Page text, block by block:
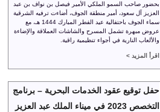
بحضور صاحب السمو الملكي الأمير فيصل بن نواف بن عبد
العزيز آل سعود، أمير منطقة الجوف، أضاءت ترفيه الشرقية
سماء الجوف باحتفالية عيد الفطر المبارك 1444 هـ، مع
عروض مبهرة تشمل المسرح والشاشات العملاقة والإضاءة
والألعاب النارية في أجواء تنظيمية راقية.
اقرأ المزيد >
حفل توقيع عقود الخدمات البحرية – برنامج
التخصص 2023 في ميناء الملك عبد العزيز